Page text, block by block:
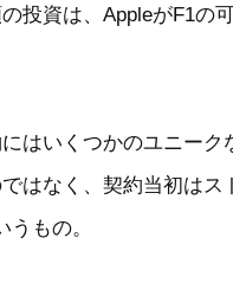
投資は、AppleがF1の
はいくつかのユニー
はなく、契約当初は
もの。